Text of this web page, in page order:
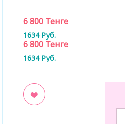
6 800 Тенге
1634 Руб.
6 800 Тенге
1634 Руб.